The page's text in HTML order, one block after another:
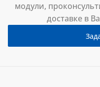
модули,
доставке в